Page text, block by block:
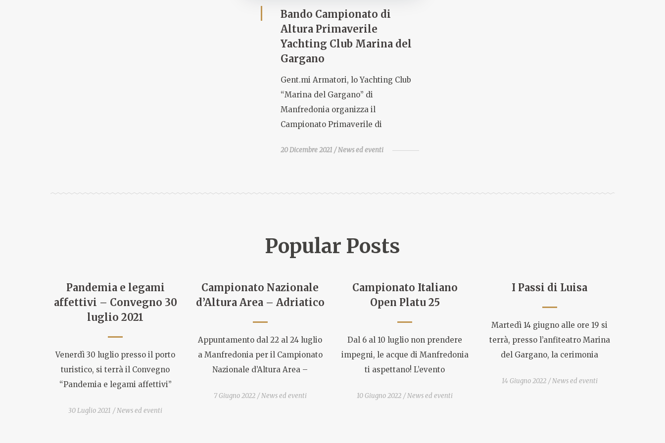
Bando Campionato di
Altura Primaverile
Yachting Club Marina del
Gargano
Gent.mi Armatori, lo Yachting Club
“Marina del Gargano” di
Manfredonia organizza il
Campionato Primaverile di
20 Dicembre 2021 News ed eventi
Popular Posts
Pandemia e legami
affettivi – Convegno 30
luglio 2021
Venerdì 30 luglio presso il porto
turistico, si terrà il Convegno
“Pandemia e legami affettivi”
30 Luglio 2021 News ed eventi
Campionato Nazionale
d’Altura Area – Adriatico
Appuntamento dal 22 al 24 luglio
a Manfredonia per il Campionato
Nazionale d’Altura Area –
7 Giugno 2022 News ed eventi
Campionato Italiano
Open Platu 25
Dal 6 al 10 luglio non prendere
impegni, le acque di Manfredonia
ti aspettano! L’evento
10 Giugno 2022 News ed eventi
I Passi di Luisa
Martedì 14 giugno alle ore 19 si
terrà, presso l’anfiteatro Marina
del Gargano, la cerimonia
14 Giugno 2022 News ed eventi